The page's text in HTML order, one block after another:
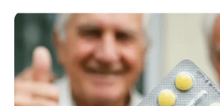
Hamburg - Lombardsbrücke
Abstimmung Veranstaltungen